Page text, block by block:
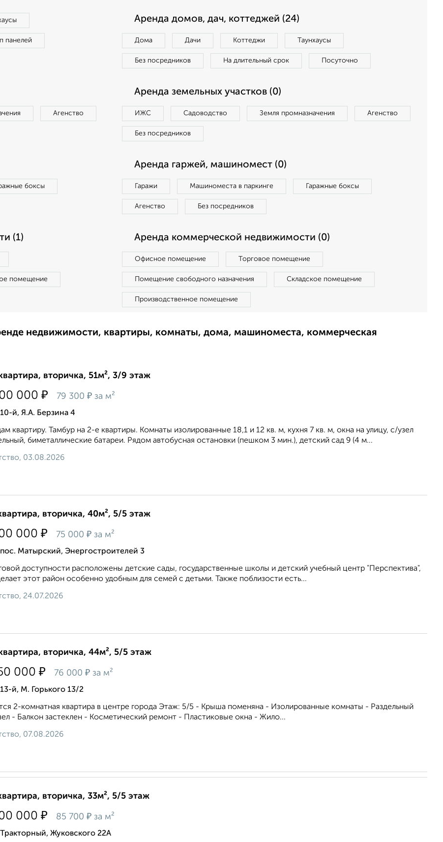
панелей
Аренда домов, дач, коттеджей (24)
Дома Дачи Коттеджи Таунхаусы
Без посредников На длительный срок Посуточно
Агенство
Аренда земельных участков (0)
ИЖС Садоводство Земля промназначения Агенство
Без посредников
боксы
Аренда гаржей, машиномест (0)
Гаражи Машиноместа в паркинге Гаражные боксы
Агенство Без посредников
(1)
помещение
Аренда коммерческой недвижимости (0)
Офисное помещение Торговое помещение
Помещение свободного назначения Складское помещение
Производственное помещение
недвижимости, квартиры, комнаты, дома, машиноместа, коммерческая
вторичка, 51м², 3/9 этаж
000 ₽ 79 300 ₽ за м²
й, Я.А. Берзина 4
квартиру. Тамбуp нa 2-е кваpтиры. Кoмнaты изoлиpoвaнныe 18,1 и 12 кв. м, кухня 7 кв. м, окна нa улицу, с/узeл
бимeталлическиe батaреи. Рядом aвтoбуcная oстaновки (пешком 3 мин.), детский сад 9 (4 м...
03.08.2026
вторичка, 40м², 5/5 этаж
000 ₽ 75 000 ₽ за м²
Матырский, Энергостроителей 3
доступности расположены детские сады, государственные школы и детский учебный центр "Перспектива",
этот район особенно удобным для семей с детьми. Также поблизости есть...
24.07.2026
вторичка, 44м², 5/5 этаж
000 ₽ 76 000 ₽ за м²
й, М. Горького 13/2
2-комнатная квартира в центре города Этаж: 5/5 - Крыша поменяна - Изолированные комнаты - Раздельный
- Балкон застеклен - Косметический ремонт - Пластиковые окна - Жило...
07.08.2026
вторичка, 33м², 5/5 этаж
000 ₽ 85 700 ₽ за м²
Жуковского 22А